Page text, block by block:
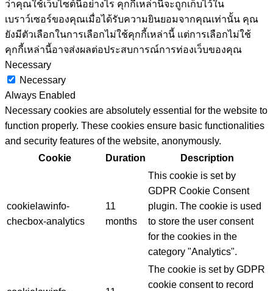
คุณสำรวจเว็บไซต์ จากนี้คุกกี้ที่จัดหมวดหมู่ตามความจำเป็นจะ
ถูกจัดเก็บไว้ในเบราว์เซอร์ของคุณเนื่องจากเป็นสิ่งจำเป็นสำหรับ
การทำงานของฟังก์ชันพื้นฐานของเว็บไซต์ นอกจากนี้เรายังใช้
คุกกี้ของบุคคลที่สามที่ช่วยให้เราวิเคราะห์และทำความเข้าใจ
ว่าคุณใช้เว็บไซต์นี้อย่างไร คุกกี้เหล่านี้จะถูกเก็บไว้ใน
เบราว์เซอร์ของคุณเมื่อได้รับความยินยอมจากคุณเท่านั้น คุณ
ยังมีตัวเลือกในการเลือกไม่ใช้คุกกี้เหล่านี้ แต่การเลือกไม่ใช้
คุกกี้เหล่านี้อาจส่งผลต่อประสบการณ์การท่องเว็บของคุณ
Necessary
Necessary
Always Enabled
Necessary cookies are absolutely essential for the website to
function properly. These cookies ensure basic functionalities
and security features of the website, anonymously.
Cookie
Duration Description
This cookie is set by
GDPR Cookie Consent
plugin. The cookie is used
to store the user consent